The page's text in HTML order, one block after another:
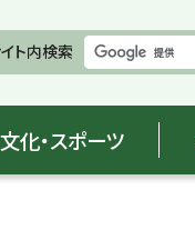
ト内検索
化・スポーツ